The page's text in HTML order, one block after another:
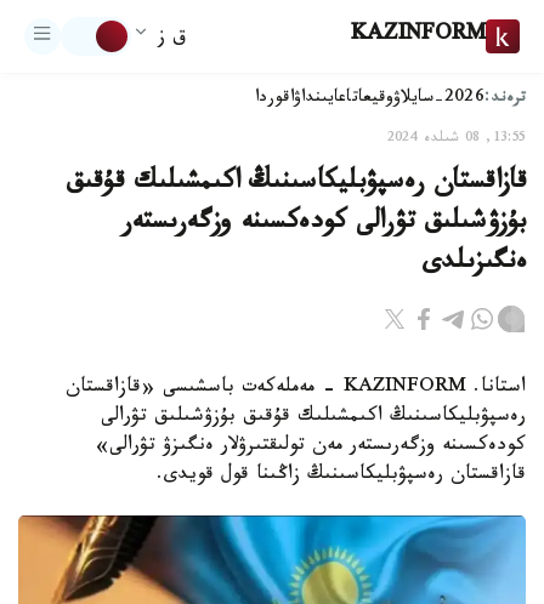
KAZINFORM ق ز
ترەند:2026-سايلاۋ وقيعاتاعايىنداۋاقوردا
13:55, 08 شىلدە 2024
قازاقستان رەسپۋبليكاسىنىڭ اكىمشىلىك قۇقىق
بۇزۋشىلىق تۋرالى كودەكسىنە وزگەرىستەر
ەنگىزىلدى
استانا. KAZINFORM - مەملەكەت باسشىسى «قازاقستان
رەسپۋبليكاسىنىڭ اكىمشىلىك قۇقىق بۇزۋشىلىق تۋرالى
كودەكسىنە وزگەرىستەر مەن تولىقتىرۋلار ەنگىزۋ تۋرالى»
قازاقستان رەسپۋبليكاسىنىڭ زاڭىنا قول قويدى.